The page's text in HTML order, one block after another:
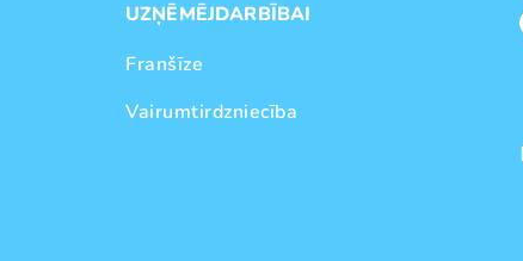
UZŅĒMĒJDARBĪBAI
Franšīze
Vairumtirdzniecība